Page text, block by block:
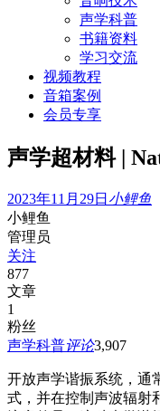
声学科普
书籍资料
学习交流
视频教程
音箱案例
会员专享
声学超材料 |
2023年11月29日 小鲤鱼
小鲤鱼
管理员
关注
877
文章
1
粉丝
声学科普评论3,907
开放声学谐振系统，通
式，并在控制声波辐射